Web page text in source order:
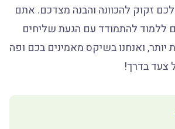
זקוק להכוונה והבנה מצדכם. אתם
ללמוד להתמודד עם הגעת שליחים
יותר, ואנחנו בשיקס מאמינים בכם ופה
צעד בדרך!